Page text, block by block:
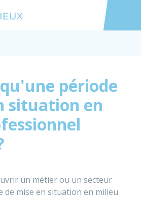
Accéder
période
situation en
un métier ou un secteur
de mise en situation en milieu